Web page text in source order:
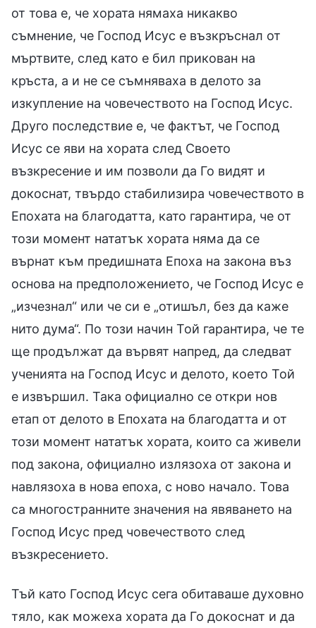
от това е, че хората нямаха никакво
съмнение, че Господ Исус е възкръснал от
мъртвите, след като е бил прикован на
кръста, а и не се съмняваха в делото за
изкупление на човечеството на Господ Исус.
Друго последствие е, че фактът, че Господ
Исус се яви на хората след Своето
възкресение и им позволи да Го видят и
докоснат, твърдо стабилизира човечеството в
Епохата на благодатта, като гарантира, че от
този момент нататък хората няма да се
върнат към предишната Епоха на закона въз
основа на предположението, че Господ Исус е
„изчезнал“ или че си е „отишъл, без да каже
нито дума“. По този начин Той гарантира, че те
ще продължат да вървят напред, да следват
ученията на Господ Исус и делото, което Той
е извършил. Така официално се откри нов
етап от делото в Епохата на благодатта и от
този момент нататък хората, които са живели
под закона, официално излязоха от закона и
навлязоха в нова епоха, с ново начало. Това
са многостранните значения на явяването на
Господ Исус пред човечеството след
възкресението.
Тъй като Господ Исус сега обитаваше духовно
тяло, как можеха хората да Го докоснат и да